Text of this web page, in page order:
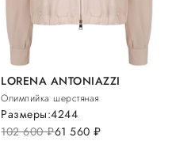
LORENA ANTONIAZZI
Олимпийка шерстяная
102 600руб.61 560руб.
Размеры:4244